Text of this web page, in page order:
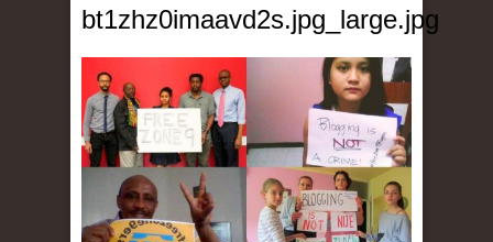
bt1zhz0imaavd2s.jpg_large.jpg